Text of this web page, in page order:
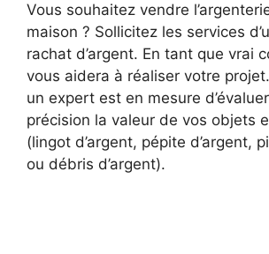
Vous souhaitez vendre
maison ? Sollicitez les services
rachat d’argent. En tant que vrai
vous aidera à réaliser votre
un expert est en mesure
précision la valeur de vos objets
(lingot d’argent, pépite d’argent,
ou débris d’argent).